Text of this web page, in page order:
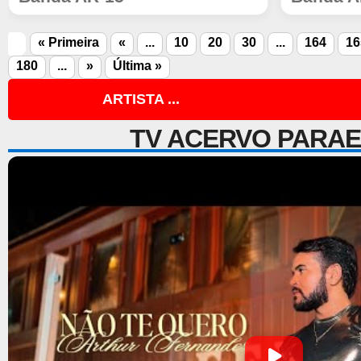
« Primeira « ... 10 20 30 ... 164
180
... » Última »
ARTISTA ...
TV ACERVO